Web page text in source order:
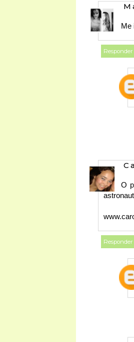
Me
Responder
O
Responder